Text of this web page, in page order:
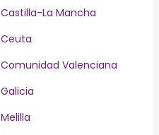
Castilla-La Mancha
Ceuta
Comunidad Valenciana
Galicia
Melilla